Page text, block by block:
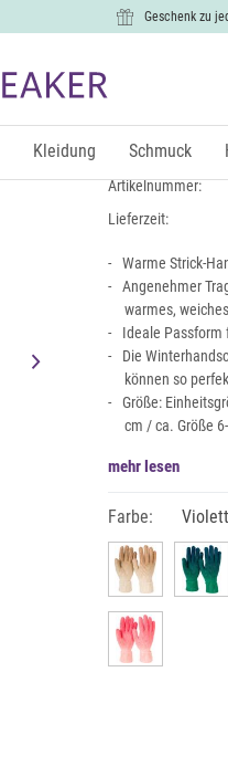
Geschenk zu
Kleidung Schmuck
14,99 €
Artikelnummer:
Lieferzeit:
Warme Strick-
Angenehmer
warmes,
Ideale Passform
Die
können so
Größe:
cm / ca. Größe
mehr lesen
Farbe: